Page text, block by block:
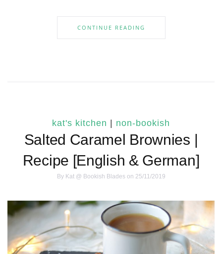
CONTINUE READING
kat's kitchen | non-bookish
Salted Caramel Brownies |
Recipe [English & German]
By Kat @ Bookish Bladeson 25/11/2019